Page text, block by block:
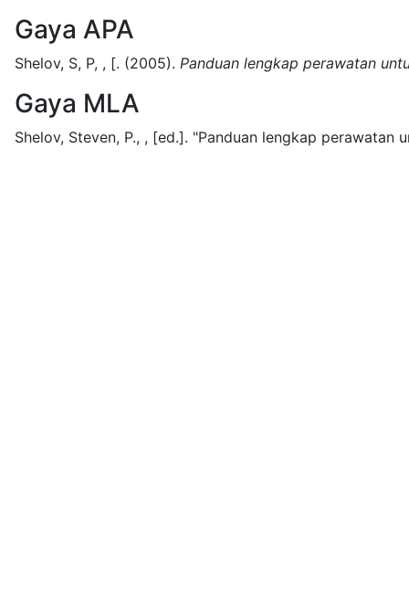
Gaya APA
Shelov, S, P, , [. (2005). Panduan lengkap perawatan
Gaya MLA
Shelov, Steven, P., , [ed.]. "Panduan lengkap perawatan